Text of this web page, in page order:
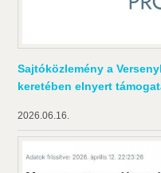
Sajtóközlemény a
keretében elnyert
2026.06.16.